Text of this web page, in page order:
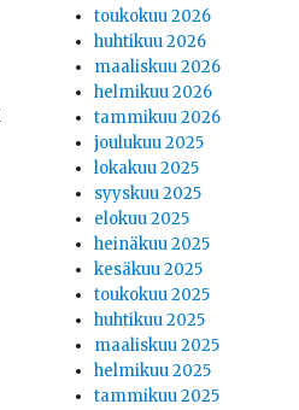
toukokuu 2026
huhtikuu 2026
maaliskuu 2026
helmikuu 2026
tammikuu 2026
joulukuu 2025
lokakuu 2025
syyskuu 2025
elokuu 2025
heinäkuu 2025
kesäkuu 2025
toukokuu 2025
huhtikuu 2025
maaliskuu 2025
helmikuu 2025
tammikuu 2025